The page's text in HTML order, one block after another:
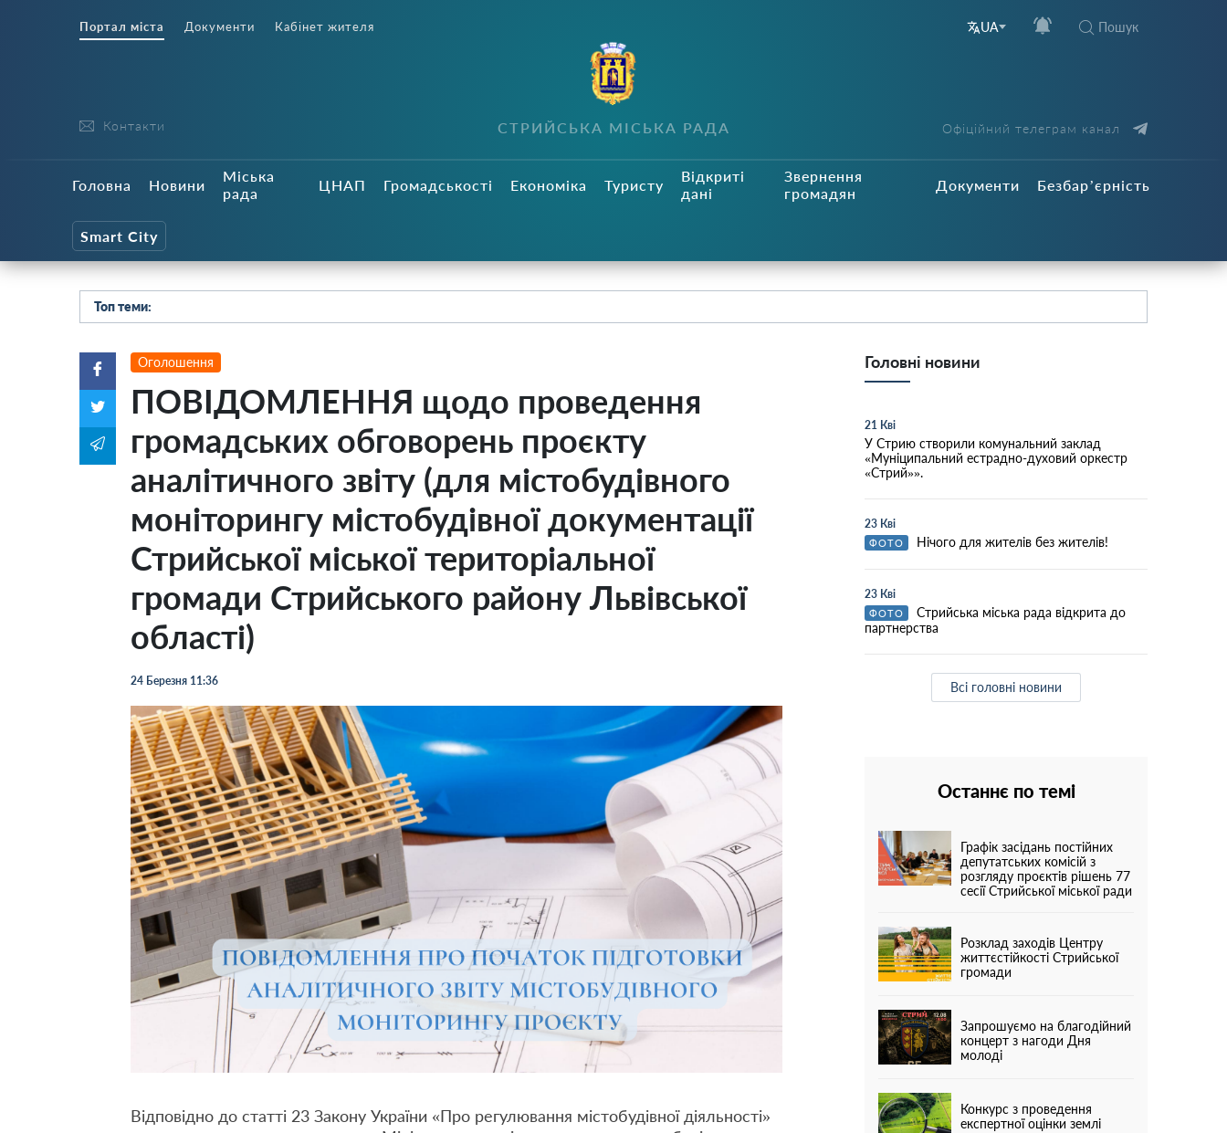
Портал міста Документи Кабінет жителя UA Пошук
Контакти СТРИЙСЬКА МІСЬКА РАДА Офіційний телеграм канал
Головна Новини
Міська
рада
ЦНАП Громадськості Економіка Туристу
Відкриті
дані
Звернення
громадян
Документи Безбар’єрність
Smart City
Топ теми:
Оголошення
ПОВІДОМЛЕННЯ щодо проведення
громадських обговорень проєкту
аналітичного звіту (для містобудівного
моніторингу містобудівної документації
Стрийської міської територіальної
громади Стрийського району Львівської
області)
24 Березня 11:36
Відповідно до статті 23 Закону України «Про регулювання містобудівної діяльності»
Головні новини
21 Кві
У Стрию створили комунальний заклад
«Муніципальний естрадно-духовий оркестр
«Стрий»».
23 Кві
ФОТО Нічого для жителів без жителів!
23 Кві
ФОТО
Стрийська міська рада відкрита до
партнерства
Всі головні новини
Останнє по темі
Графік засідань постійних
депутатських комісій з
розгляду проєктів рішень 77
сесії Стрийської міської ради
Розклад заходів Центру
життєстійкості Стрийської
громади
Запрошуємо на благодійний
концерт з нагоди Дня
молоді
Конкурс з проведення
експертної оцінки землі